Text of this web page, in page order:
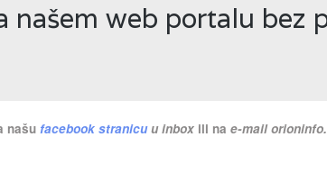
našem web portalu
našufacebook stranicuu inbox ili nae-mail